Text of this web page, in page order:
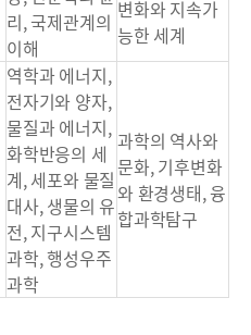
리, 국제관계의
이해
변화와 지속가
능한 세계
역학과 에너지,
전자기와 양자,
물질과 에너지,
화학반응의 세
계, 세포와 물질
대사, 생물의 유
전, 지구시스템
과학, 행성우주
과학
과학의 역사와
문화, 기후변화
와 환경생태, 융
합과학탐구